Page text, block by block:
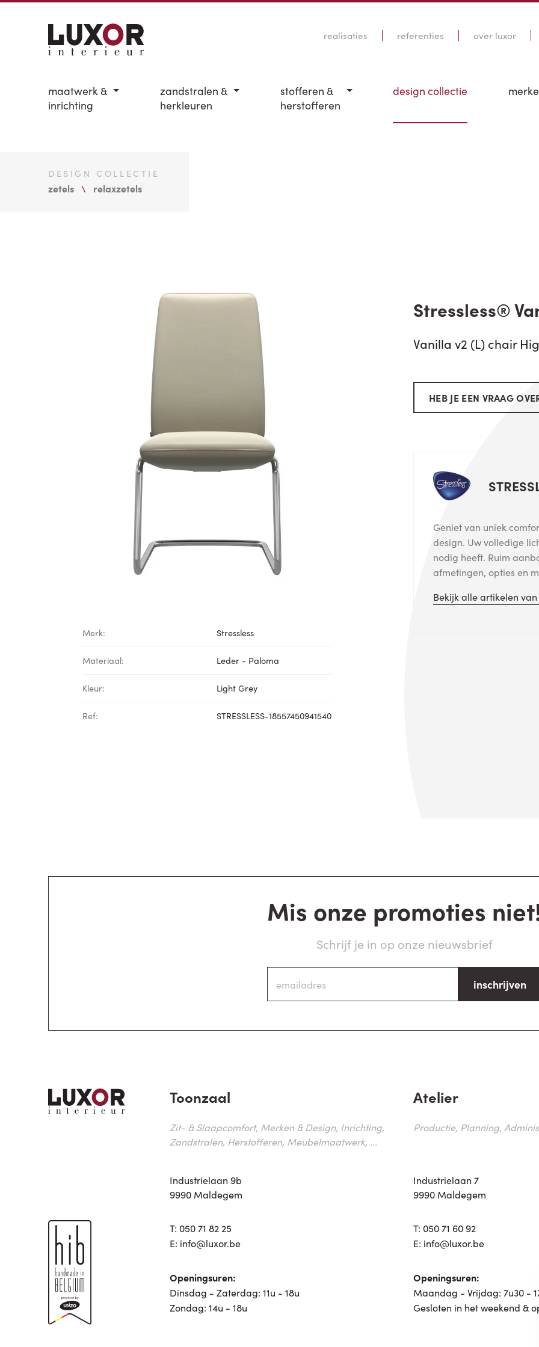
realisaties referenties over luxor
maatwerk &
inrichting
zandstralen &
herkleuren
stofferen &
herstofferen
design collectie
DESIGN COLLECTIE
zetels relaxzetels
Merk: Stressless
Materiaal: Leder - Paloma
Kleur: Light Grey
Ref: STRESSLESS-18557450941540
Stressless®
Vanilla v2 (L) chair
HEB JE EEN VRAAG
Geniet van uniek
design. Uw volledige
nodig heeft. Ruim
afmetingen, opties en
Bekijk alle artikelen van
Mis onze promoties
Schrijf je in op onze nieuwsbrief
inschrijven
Toonzaal
Zit- & Slaapcomfort, Merken & Design, Inrichting,
Zandstralen, Herstofferen, Meubelmaatwerk, ...
Industrielaan 9b
9990 Maldegem
T: 050 71 82 25
E: info@luxor.be
Openingsuren:
Dinsdag - Zaterdag: 11u - 18u
Zondag: 14u - 18u
Atelier
Productie, Planning,
Industrielaan 7
9990 Maldegem
T: 050 71 60 92
E: info@luxor.be
Openingsuren:
Maandag - Vrijdag: 7u30 -
Gesloten in het weekend &